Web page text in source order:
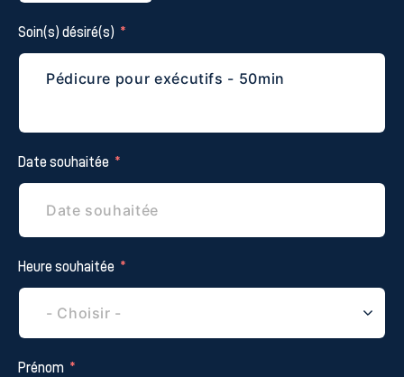
Soin(s) désiré(s)
Date souhaitée
Heure souhaitée
Prénom